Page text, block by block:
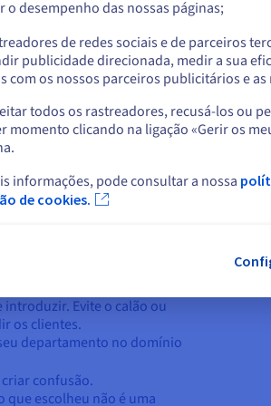
gratuitamente de um domínio de e-
Assim, acrescenta valor à sua
de domínio?
um nome de empresa: é preciso uma
imagem de marca e ser fácil de
introduzir. Evite o calão ou
os clientes.
departamento no domínio
confusão.
escolheu não é uma
ou
no website atual
outro website
o desempenho das nossas páginas;
de redes sociais e de parceiros
publicidade direcionada, medir a sua
com os nossos parceiros publicitários e as
todos os rastreadores, recusá-los ou
momento clicando na ligação «Gerir os
informações, pode consultar a nossa
de cookies.